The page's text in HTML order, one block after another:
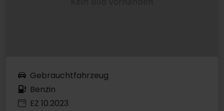
Gebrauchtfahrzeug
Benzin
EZ 10.2023